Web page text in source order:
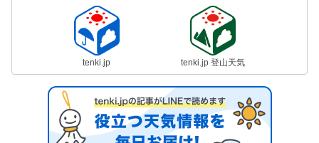
tenki.jp tenki.jp 登山天気